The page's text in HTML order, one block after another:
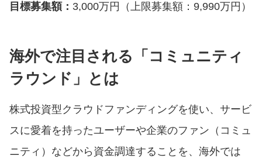
目標募集額： 3,000万円（上限募集額：9,990万円）
海外で注目される「コミュニティ
ラウンド」
とは
株式投資型クラウドファンディングを使い、サービ
スに愛着を持ったユーザーや企業のファン（コミュ
ニティ）などから資金調達することを、海外では